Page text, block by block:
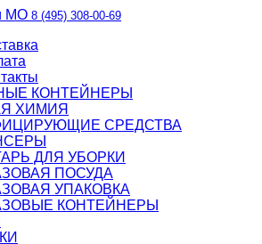
8 (495) 308-00-69
КОНТЕЙНЕРЫ
ХИМИЯ
СРЕДСТВА
ДЛЯ УБОРКИ
ПОСУДА
УПАКОВКА
КОНТЕЙНЕРЫ